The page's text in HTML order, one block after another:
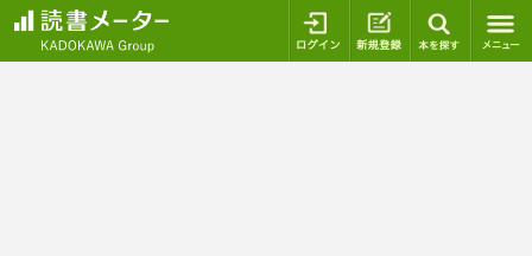
ログイン 新規登録